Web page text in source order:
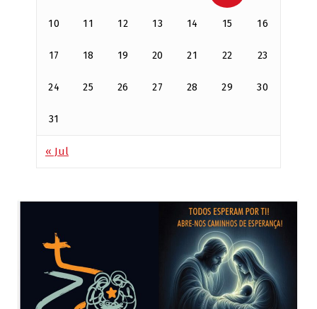
10 11 12 13 14 15 16
17 18 19 20 21 22 23
24 25 26 27 28 29 30
31
« Jul